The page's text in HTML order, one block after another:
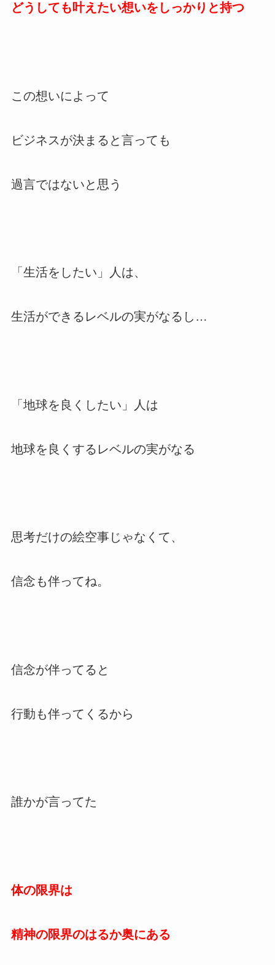
どうしても叶えたい想いをしっかりと持つ
この想いによって
ビジネスが決まると言っても
過言ではないと思う
「生活をしたい」人は、
生活ができるレベルの実がなるし…
「地球を良くしたい」人は
地球を良くするレベルの実がなる
思考だけの絵空事じゃなくて、
信念も伴ってね。
信念が伴ってると
行動も伴ってくるから
誰かが言ってた
体の限界は
精神の限界のはるか奥にある